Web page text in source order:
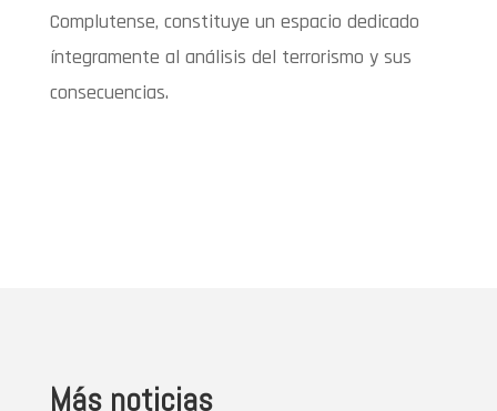
Complutense, constituye un espacio dedicado
íntegramente al análisis del terrorismo y sus
consecuencias.
Más noticias